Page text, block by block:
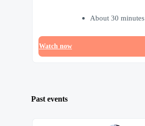
About 30 minutes
Watch now
Past events